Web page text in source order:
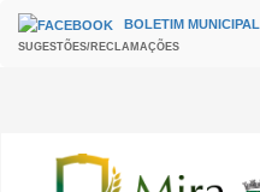
Passar para o conteúdo principal
HEADER
BOLETIM MUNICIPAL
SUGESTÕES/RECLAMAÇÕES